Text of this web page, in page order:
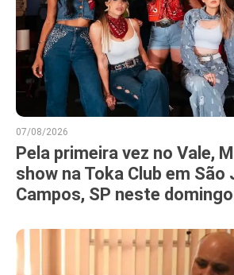
07/08/2026
Pela primeira vez no Vale,
show na Toka Club em São
Campos, SP neste